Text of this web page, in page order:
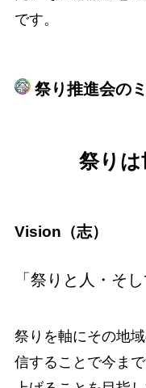
です。
祭り推進会の
祭りは
Vision（志）
「祭りと人・そ
祭りを軸にその地
信することで今ま